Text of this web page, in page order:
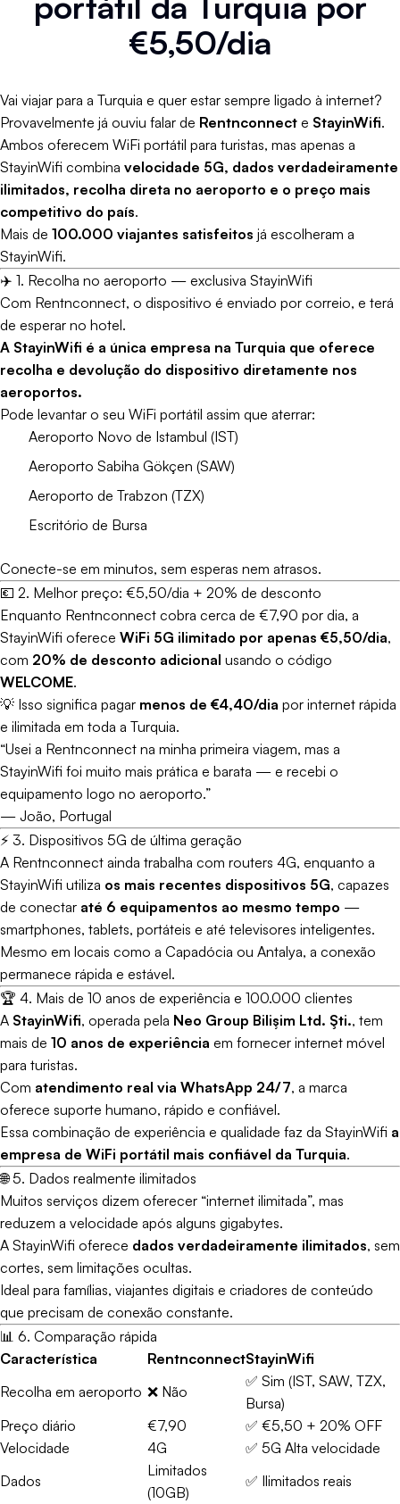
€5,50/dia
Vai viajar para a Turquia e quer estar sempre ligado à internet?
Provavelmente já ouviu falar de Rentnconnect e StayinWifi.
Ambos oferecem WiFi portátil para turistas, mas apenas a
StayinWifi combina velocidade 5G, dados verdadeiramente
ilimitados, recolha direta no aeroporto e o preço mais
competitivo do país.
Mais de 100.000 viajantes satisfeitos já escolheram a
StayinWifi.
✈️ 1. Recolha no aeroporto — exclusiva StayinWifi
Com Rentnconnect, o dispositivo é enviado por correio, e terá
de esperar no hotel.
A StayinWifi é a única empresa na Turquia que oferece
recolha e devolução do dispositivo diretamente nos
aeroportos.
Pode levantar o seu WiFi portátil assim que aterrar:
Aeroporto Novo de Istambul (IST)
Aeroporto Sabiha Gökçen (SAW)
Aeroporto de Trabzon (TZX)
Escritório de Bursa
Conecte-se em minutos, sem esperas nem atrasos.
💶 2. Melhor preço: €5,50/dia + 20% de desconto
Enquanto Rentnconnect cobra cerca de €7,90 por dia, a
StayinWifi oferece WiFi 5G ilimitado por apenas €5,50/dia,
com 20% de desconto adicional usando o código
WELCOME.
💡 Isso significa pagar menos de €4,40/dia por internet rápida
e ilimitada em toda a Turquia.
“Usei a Rentnconnect na minha primeira viagem, mas a
StayinWifi foi muito mais prática e barata — e recebi o
equipamento logo no aeroporto.”
— João, Portugal
⚡ 3. Dispositivos 5G de última geração
A Rentnconnect ainda trabalha com routers 4G, enquanto a
StayinWifi utiliza os mais recentes dispositivos 5G, capazes
de conectar até 6 equipamentos ao mesmo tempo —
smartphones, tablets, portáteis e até televisores inteligentes.
Mesmo em locais como a Capadócia ou Antalya, a conexão
permanece rápida e estável.
🏆 4. Mais de 10 anos de experiência e 100.000 clientes
A StayinWifi, operada pela Neo Group Bilişim Ltd. Şti., tem
mais de 10 anos de experiência em fornecer internet móvel
para turistas.
Com atendimento real via WhatsApp 24/7, a marca
oferece suporte humano, rápido e confiável.
Essa combinação de experiência e qualidade faz da StayinWifi a
empresa de WiFi portátil mais confiável da Turquia.
🌐 5. Dados realmente ilimitados
Muitos serviços dizem oferecer “internet ilimitada”, mas
reduzem a velocidade após alguns gigabytes.
A StayinWifi oferece dados verdadeiramente ilimitados, sem
cortes, sem limitações ocultas.
Ideal para famílias, viajantes digitais e criadores de conteúdo
que precisam de conexão constante.
📊 6. Comparação rápida
Característica
RentnconnectStayinWifi
Recolha em aeroporto ❌ Não
✅ Sim (IST, SAW, TZX,
Bursa)
Preço diário
€7,90
✅ €5,50 + 20% OFF
Velocidade
4G
✅ 5G Alta velocidade
Dados
Limitados
(10GB)
✅ Ilimitados reais